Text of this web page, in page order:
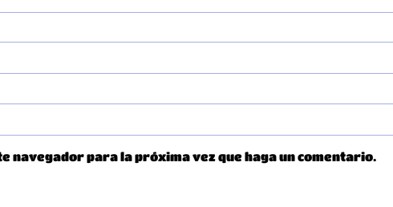
navegador para la próxima vez que haga un comentario.